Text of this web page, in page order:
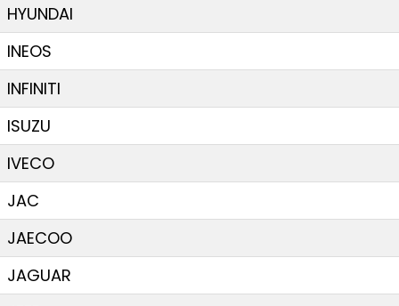
HYUNDAI
INEOS
INFINITI
ISUZU
IVECO
JAC
JAECOO
JAGUAR